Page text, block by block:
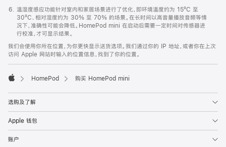
温湿度感应功能针对室内和家居场景进行了优化，即环境温度约为 15ºC 至
30ºC、相对湿度约为 30% 至 70% 的场景。在长时间以高音量播放音频等情
况下，准确性可能会降低。HomePod mini 在启动后需要一定时间对传感器进
行校准，才可显示结果。
我们会使用你所在位置，为你更快显示送货选项。我们通过你的 IP 地址，或者你在上次
访问 Apple 网站时输入的位置信息，找到了你的位置。
HomePod 购买 HomePod mini
选购及了解
Apple 钱包
账户